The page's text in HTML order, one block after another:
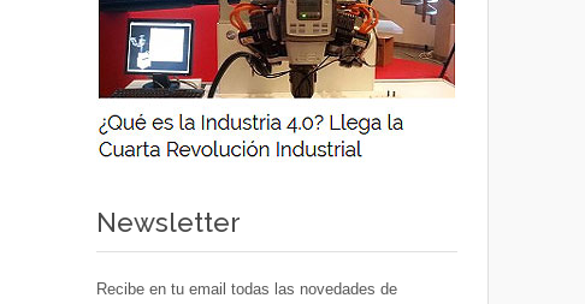
Newsletter
Recibe en tu email todas las novedades de